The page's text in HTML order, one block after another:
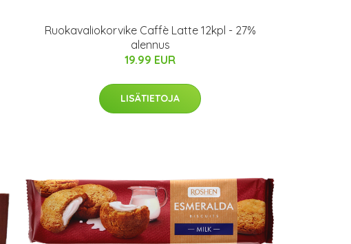
Ruokavaliokorvike Caffè Latte 12kpl - 27%
alennus
19.99 EUR
LISÄTIETOJA